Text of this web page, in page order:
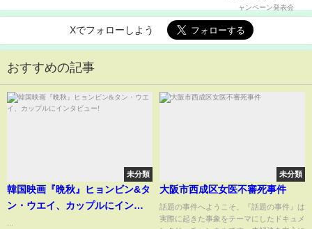
Xでフォローしよう
おすすめの記事
未分類
韓国映画『晩秋』ヒョンビン&タ
ン・ウエイ、カップルにインタ
未分類
大阪市西成区女医不審死事件
話題の事件へようこそ。『話題の事件』は
実際に起きた事象をテーマにしたドキュメ